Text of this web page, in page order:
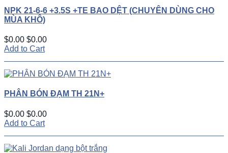
NPK 21-6-6 +3.5S +TE BAO DỆT (CHUYÊN DÙNG CHO
MÙA KHÔ)
$0.00 $0.00
Add to Cart
PHÂN BÓN ĐẠM TH 21N+
$0.00 $0.00
Add to Cart